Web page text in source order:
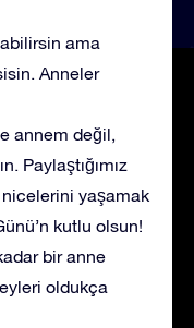
ama
Anneler
annem değil,
Paylaştığımız
nicelerini yaşamak
kutlu olsun!
bir anne
oldukça